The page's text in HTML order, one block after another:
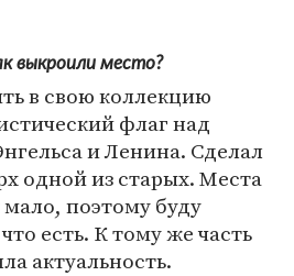
выкроили место?
в свою коллекцию
флаг над
и Ленина. Сделал
одной из старых. Места
поэтому буду
есть. К тому же часть
актуальность.